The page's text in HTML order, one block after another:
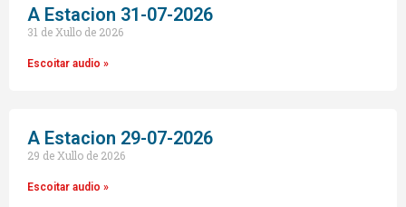
A Estacion 31-07-2026
31 de Xullo de 2026
Escoitar audio »
A Estacion 29-07-2026
29 de Xullo de 2026
Escoitar audio »